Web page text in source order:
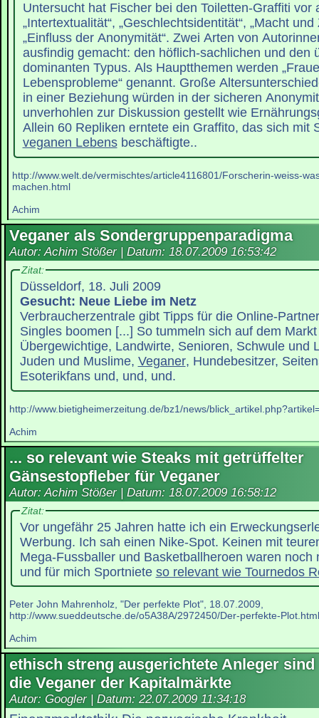
Untersucht hat Fischer bei den Toiletten-Graffiti vor
„Intertextualität“, „Geschlechtsidentität“, „Macht und
„Einfluss der Anonymität“. Zwei Arten von
ausfindig gemacht: den höflich-sachlichen und den
dominanten Typus. Als Hauptthemen werden
Lebensprobleme“ genannt. Große
in einer Beziehung würden in der sicheren
unverhohlen zur Diskussion gestellt wie
Allein 60 Repliken erntete ein Graffito, das sich mit
veganen Lebensbeschäftigte..
http://www.welt.de/vermischtes/article4116801/Forscherin-weiss-
machen.html
Achim
Veganer als Sondergruppenparadigma
Autor: Achim Stößer | Datum: 18.07.2009 16:53:42
Zitat:
Düsseldorf, 18. Juli 2009
Gesucht: Neue Liebe im Netz
Verbraucherzentrale gibt Tipps für die Online-
Singles boomen [...] So tummeln sich auf dem
Übergewichtige, Landwirte, Senioren, Schwule und
Juden und Muslime, Veganer, Hundebesitzer,
Esoterikfans und, und, und.
http://www.bietigheimerzeitung.de/bz1/news/
Achim
... so relevant wie Steaks mit getrüffelter
Gänsestopfleber für Veganer
Autor: Achim Stößer | Datum: 18.07.2009 16:58:12
Zitat:
Vor ungefähr 25 Jahren hatte ich ein
Werbung. Ich sah einen Nike-Spot. Keinen mit
Mega-Fussballer und Basketballheroen waren noch
und für mich Sportniete so relevant wie Tournedos
Peter John Mahrenholz, "Der perfekte Plot", 18.07.2009,
http://www.sueddeutsche.de/o5A38A/2972450/Der-perfekte-Plot.html
Achim
ethisch streng ausgerichtete Anleger sind
die Veganer der Kapitalmärkte
Autor: Googler | Datum: 22.07.2009 11:34:18